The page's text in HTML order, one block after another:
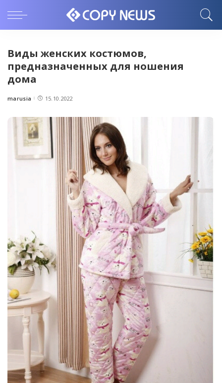
Виды женских костюмов,
предназначенных для ношения
дома
Posted
marusia 15.10.2022